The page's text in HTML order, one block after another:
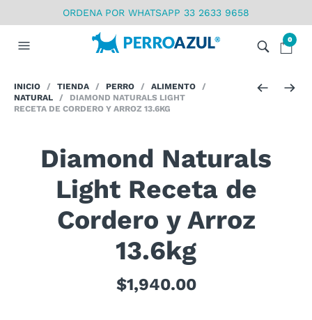
ORDENA POR WHATSAPP 33 2633 9658
0
INICIO / TIENDA / PERRO / ALIMENTO /
NATURAL / DIAMOND NATURALS LIGHT
RECETA DE CORDERO Y ARROZ 13.6KG
Diamond Naturals
Light Receta de
Cordero y Arroz
13.6kg
$1,940.00